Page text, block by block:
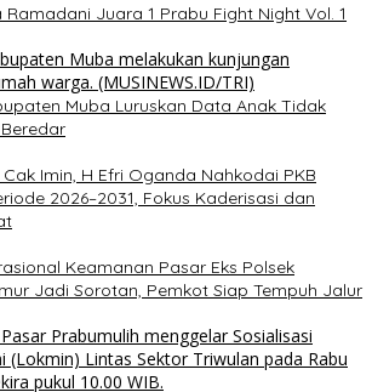
Ramadani Juara 1 Prabu Fight Night Vol. 1
Muba Luruskan Data Anak Tidak
Imin, H Efri Oganda Nahkodai PKB
2026–2031, Fokus Kaderisasi dan
Keamanan Pasar Eks Polsek
Jadi Sorotan, Pemkot Siap Tempuh Jalur